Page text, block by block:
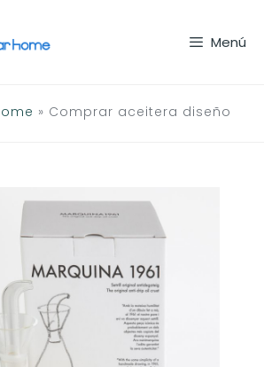
Menú
» Comprar aceitera diseño